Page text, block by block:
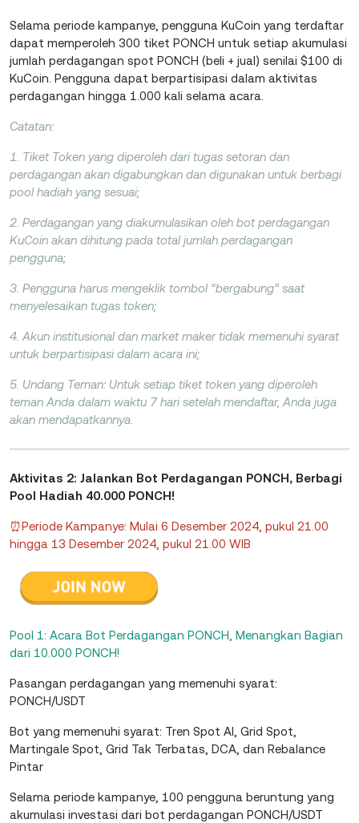
Selama periode kampanye, pengguna KuCoin yang terdaftar
dapat memperoleh 300 tiket PONCH untuk setiap akumulasi
jumlah perdagangan spot PONCH (beli + jual) senilai $100 di
KuCoin. Pengguna dapat berpartisipasi dalam aktivitas
perdagangan hingga 1.000 kali selama acara.
Catatan:
1. Tiket Token yang diperoleh dari tugas setoran dan
perdagangan akan digabungkan dan digunakan untuk berbagi
pool hadiah yang sesuai;
2. Perdagangan yang diakumulasikan oleh bot perdagangan
KuCoin akan dihitung pada total jumlah perdagangan
pengguna;
3. Pengguna harus mengeklik tombol “bergabung” saat
menyelesaikan tugas token;
4. Akun institusional dan market maker tidak memenuhi syarat
untuk berpartisipasi dalam acara ini;
5. Undang Teman: Untuk setiap tiket token yang diperoleh
teman Anda dalam waktu 7 hari setelah mendaftar, Anda juga
akan mendapatkannya.
Aktivitas 2: Jalankan Bot Perdagangan PONCH, Berbagi
Pool Hadiah 40.000 PONCH!
⏰Periode Kampanye: Mulai 6 Desember 2024, pukul 21.00
hingga 13 Desember 2024, pukul 21.00 WIB
Pool 1: Acara Bot Perdagangan PONCH, Menangkan Bagian
dari 10.000 PONCH!
Pasangan perdagangan yang memenuhi syarat:
PONCH/USDT
Bot yang memenuhi syarat: Tren Spot AI, Grid Spot,
Martingale Spot, Grid Tak Terbatas, DCA, dan Rebalance
Pintar
Selama periode kampanye, 100 pengguna beruntung yang
akumulasi investasi dari bot perdagangan PONCH/USDT